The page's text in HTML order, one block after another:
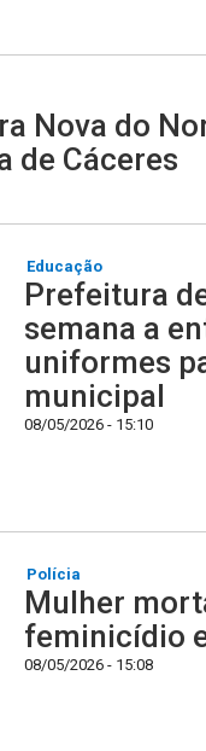
Nova do
de Cáceres
Educação
Prefeitura
semana a
uniformes
municipal
08/05/2026 - 15:10
Polícia
Mulher
feminicídio
08/05/2026 - 15:08